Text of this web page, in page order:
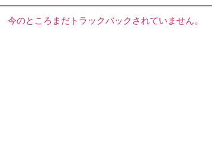
今のところまだトラックバックされていません。